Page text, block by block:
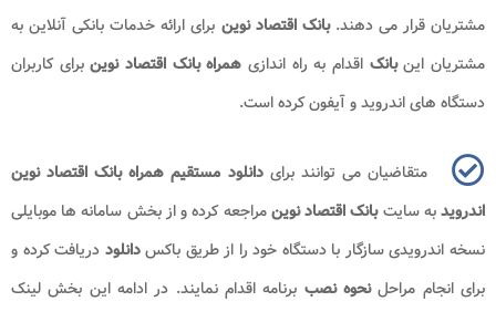
مشتریان قرار می دهند.بانک اقتصاد نوین برای ارائه خدمات بانکی آنلاین به
مشتریان اینبانک اقدام به راه اندازی همراه بانک اقتصاد نوینبرای کاربران
دستگاه های اندروید و آیفون کرده است.
متقاضیان می توانند برایدانلود مستقیم همراه بانک اقتصاد نوین
اندرویدبه سایتبانک اقتصاد نوینمراجعه کرده و از بخش سامانه ها موبایلی
نسخه اندرویدی سازگار با دستگاه خود را از طریق باکسدانلود دریافت کرده و
برای انجام مراحلنحوه نصب برنامه اقدام نمایند. در ادامه این بخش لینک